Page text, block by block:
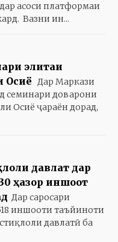
дар асоси платформаи
Вазни ин...
элитаи
Осиё Дар Маркази
семинари доварони
Осиё ҷараён дорад,
давлат дар
ҳазор иншоот
Дар саросари
иншооти таъйиноти
давлатӣ ба